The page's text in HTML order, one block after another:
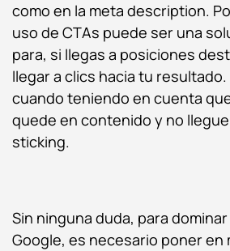
como en la meta description.
uso de CTAs puede ser una
para, si llegas a posiciones
llegar a clics hacia tu resultado.
cuando teniendo en cuenta
quede en contenido y no
sticking.
Sin ninguna duda, para
Google, es necesario poner en